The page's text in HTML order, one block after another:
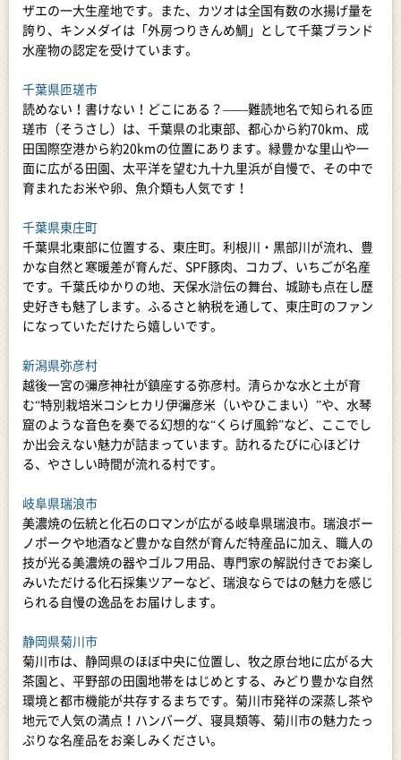
ザエの一大生産地です。また、カツオは全国有数の水揚げ量を
誇り、キンメダイは「外房つりきんめ鯛」として千葉ブランド
水産物の認定を受けています。
千葉県匝瑳市
読めない！書けない！どこにある？――難読地名で知られる匝
瑳市（そうさし）は、千葉県の北東部、都心から約70km、成
田国際空港から約20kmの位置にあります。緑豊かな里山や一
面に広がる田園、太平洋を望む九十九里浜が自慢で、その中で
育まれたお米や卵、魚介類も人気です！
千葉県東庄町
千葉県北東部に位置する、東庄町。利根川・黒部川が流れ、豊
かな自然と寒暖差が育んだ、SPF豚肉、コカブ、いちごが名産
です。千葉氏ゆかりの地、天保水滸伝の舞台、城跡も点在し歴
史好きも魅了します。ふるさと納税を通して、東庄町のファン
になっていただけたら嬉しいです。
新潟県弥彦村
越後一宮の彌彦神社が鎮座する弥彦村。清らかな水と土が育
む“特別栽培米コシヒカリ伊彌彦米（いやひこまい）”や、水琴
窟のような音色を奏でる幻想的な“くらげ風鈴”など、ここでし
か出会えない魅力が詰まっています。訪れるたびに心ほどけ
る、やさしい時間が流れる村です。
岐阜県瑞浪市
美濃焼の伝統と化石のロマンが広がる岐阜県瑞浪市。瑞浪ボー
ノポークや地酒など豊かな自然が育んだ特産品に加え、職人の
技が光る美濃焼の器やゴルフ用品、専門家の解説付きでお楽し
みいただける化石採集ツアーなど、瑞浪ならではの魅力を感じ
られる自慢の逸品をお届けします。
静岡県菊川市
菊川市は、静岡県のほぼ中央に位置し、牧之原台地に広がる大
茶園と、平野部の田園地帯をはじめとする、みどり豊かな自然
環境と都市機能が共存するまちです。菊川市発祥の深蒸し茶や
地元で人気の満点！ハンバーグ、寝具類等、菊川市の魅力たっ
ぷりな名産品をお楽しみください。